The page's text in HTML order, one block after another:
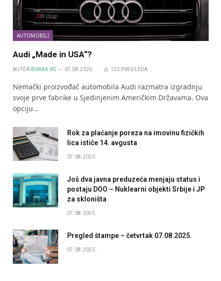
AUTOMOBILI
Audi „Made in USA“?
AUTOR BORBA.RS 07.08.2025. 122 PREGLEDA
Nemački proizvođač automobila Audi razmatra izgradnju
svoje prve fabrike u Sjedinjenim Američkim Državama. Ova
opciju…
Rok za plaćanje poreza na imovinu fizičkih
lica ističe 14. avgusta
07.08.2025.
Još dva javna preduzeća menjaju status i
postaju DOO – Nuklearni objekti Srbije i JP
za skloništa
07.08.2025.
Pregled štampe – četvrtak 07.08.2025.
07.08.2025.